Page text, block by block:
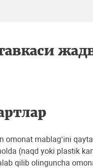
mablag‘ini
(naqd yoki plastik
qilib olinguncha